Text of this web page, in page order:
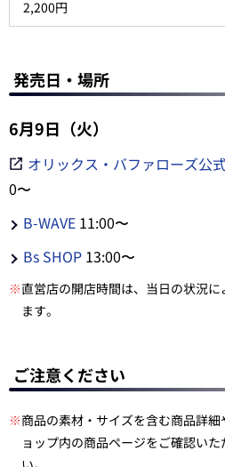
2,200円
発売日・場所
6月9日（火）
オリックス・バファローズ公
0〜
B-WAVE 11:00〜
Bs SHOP 13:00〜
※直営店の開店時間は、当日の状況
ます。
ご注意ください
※商品の素材・サイズを含む商品詳
ョップ内の商品ページをご確認い